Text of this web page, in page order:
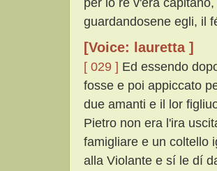
guardandosene egli, il
[Voice: lauretta ]
[ 029 ] Ed essendo
fosse e poi appiccato
due amanti e il lor
Pietro non era l'ira
famigliare e un coltello
alla Violante e sí le dí